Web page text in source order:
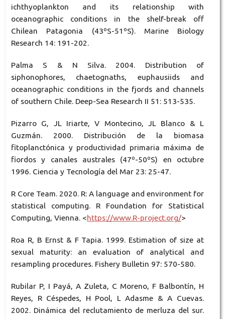
ichthyoplankton and its relationship with
oceanographic conditions in the shelf-break off
Chilean Patagonia (43ºS-51ºS). Marine Biology
Research 14: 191-202.
Palma S & N Silva. 2004. Distribution of
siphonophores, chaetognaths, euphausiids and
oceanographic conditions in the fjords and channels
of southern Chile. Deep-Sea Research II 51: 513-535.
Pizarro G, JL Iriarte, V Montecino, JL Blanco & L
Guzmán. 2000. Distribución de la biomasa
fitoplanctónica y productividad primaria máxima de
fiordos y canales australes (47º-50ºS) en octubre
1996. Ciencia y Tecnología del Mar 23: 25-47.
R Core Team. 2020. R: A language and environment for
statistical computing. R Foundation for Statistical
Computing, Vienna. <https://www.R-project.org/>
Roa R, B Ernst & F Tapia. 1999. Estimation of size at
sexual maturity: an evaluation of analytical and
resampling procedures. Fishery Bulletin 97: 570-580.
Rubilar P, I Payá, A Zuleta, C Moreno, F Balbontín, H
Reyes, R Céspedes, H Pool, L Adasme & A Cuevas.
2002. Dinámica del reclutamiento de merluza del sur.